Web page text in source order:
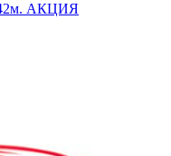
42м. АКЦИЯ